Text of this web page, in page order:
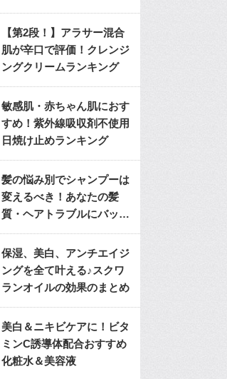
【第2段！】アラサー混合
肌が辛口で評価！クレンジ
ングクリームランキング
敏感肌・赤ちゃん肌におす
すめ！紫外線吸収剤不使用
日焼け止めランキング
髪の悩み別でシャンプーは
変えるべき！あなたの髪
質・ヘアトラブルにバッチ
リのシャンプーは？
保湿、美白、アンチエイジ
ングを全て叶える♪スクワ
ランオイルの効果のまとめ
美白＆ニキビケアに！ビタ
ミンC誘導体配合おすすめ
化粧水＆美容液